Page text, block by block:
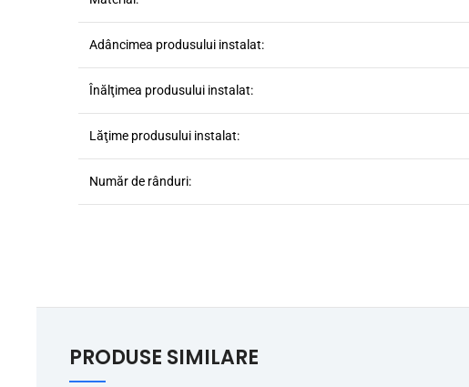
Adâncimea produsului instalat:
Înălţimea produsului instalat:
Lăţime produsului instalat:
Număr de rânduri:
PRODUSE SIMILARE